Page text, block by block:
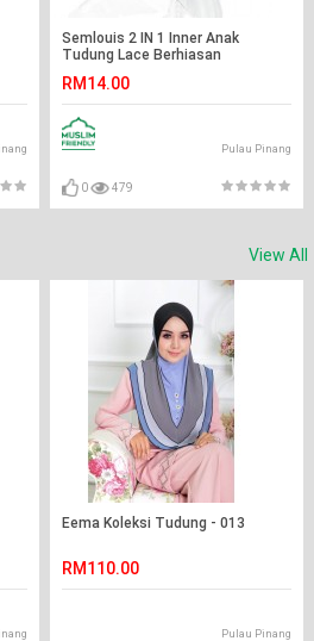
Semlouis 2 IN 1 Inner Anak
Tudung Lace Berhiasan
RM14.00
Pulau Pinang
0 479
View All
Eema Koleksi Tudung - 013
RM110.00
Pulau Pinang